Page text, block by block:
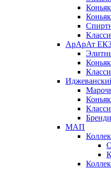
АрАрАт
Бренди
МАП